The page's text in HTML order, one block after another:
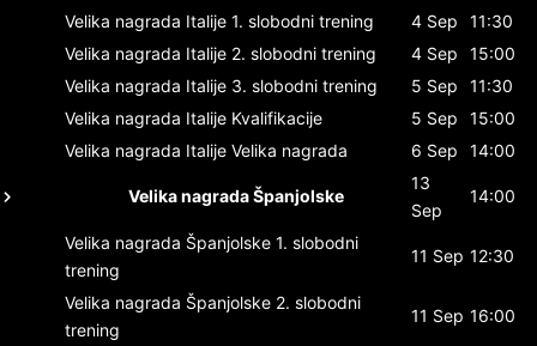
Velika nagrada Italije 1. slobodni trening 4 Sep
11:30
Velika nagrada Italije 2. slobodni trening 4 Sep
15:00
Velika nagrada Italije 3. slobodni trening 5 Sep
11:30
Velika nagrada Italije Kvalifikacije 5 Sep
15:00
Velika nagrada Italije Velika nagrada 6 Sep 14:00
Velika nagrada Španjolske
13
Sep
14:00
Velika nagrada Španjolske 1. slobodni
trening
11 Sep 12:30
Velika nagrada Španjolske 2. slobodni
trening
11 Sep 16:00